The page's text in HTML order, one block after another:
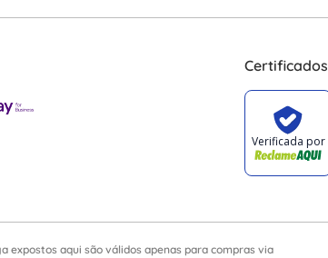
Certificados
expostos aqui são válidos apenas para compras via